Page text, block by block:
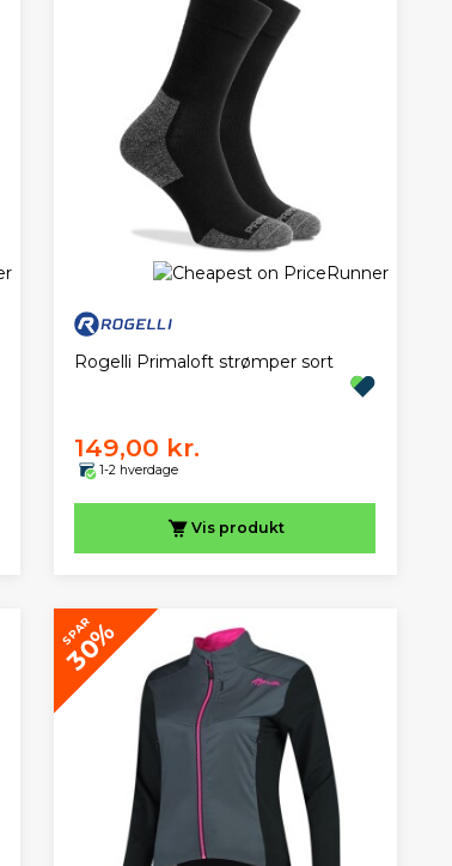
Rogelli Primaloft strømper sort
149,00 kr.
1-2 hverdage
Vis produkt
SPAR
30%